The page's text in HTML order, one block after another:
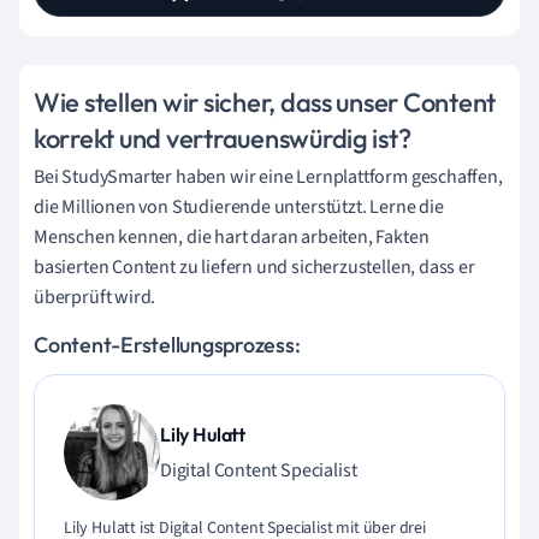
Wie stellen wir sicher, dass unser Content
korrekt und vertrauenswürdig ist?
Bei StudySmarter haben wir eine Lernplattform geschaffen,
die Millionen von Studierende unterstützt. Lerne die
Menschen kennen, die hart daran arbeiten, Fakten
basierten Content zu liefern und sicherzustellen, dass er
überprüft wird.
Content-Erstellungsprozess:
Lily Hulatt
Digital Content Specialist
Lily Hulatt ist Digital Content Specialist mit über drei